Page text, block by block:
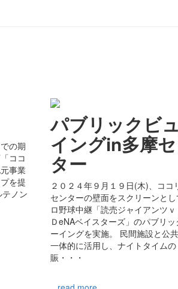
の期
ココ
事業
を提
ノン
パブリックビ
イングin多摩
ター
２０２４年９月１９日(木)、ココ
センターの壁面をスクリーンと
ロ野球中継「読売ジャイアンツ
ＤeNAベイスターズ」のパブリッ
ーイングを実施。 民間施設と公
一体的に活用し、ナイトタイムの
賑・・・